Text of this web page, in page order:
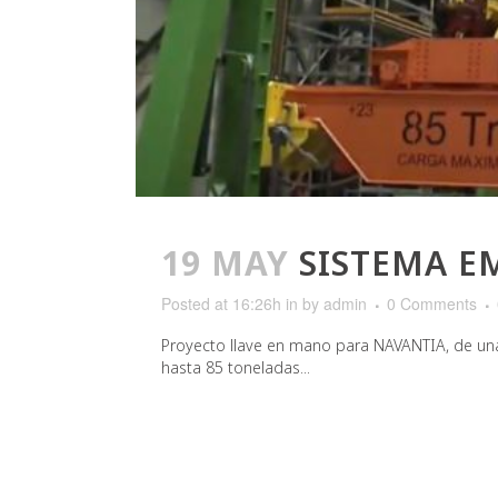
19 MAY SISTEMA
Posted at 16:26h in by admin 0 Comments
Proyecto llave en mano para NAVANTIA, de
hasta 85 toneladas...